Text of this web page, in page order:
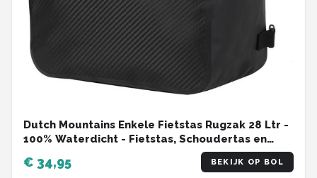
Dutch Mountains Enkele Fietstas Rugzak 28 Ltr -
100% Waterdicht - Fietstas, Schoudertas en
€ 34,95 BEKIJK OP BOL